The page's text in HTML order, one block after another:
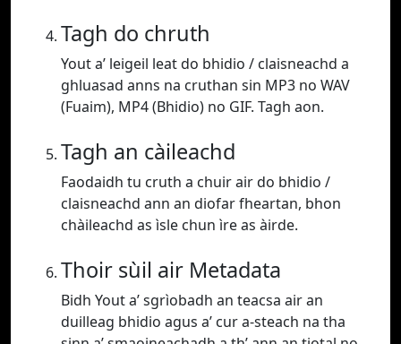
Tagh do chruth
Yout a’ leigeil leat do bhidio / claisneachd a
ghluasad anns na cruthan sin MP3 no WAV
(Fuaim), MP4 (Bhidio) no GIF. Tagh aon.
Tagh an càileachd
Faodaidh tu cruth a chuir air do bhidio /
claisneachd ann an diofar fheartan, bhon
chàileachd as ìsle chun ìre as àirde.
Thoir sùil air Metadata
Bidh Yout a’ sgrìobadh an teacsa air an
duilleag bhidio agus a’ cur a-steach na tha